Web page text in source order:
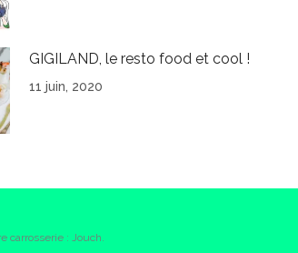
GIGILAND, le resto food et cool !
11 juin, 2020
carrosserie : Jouch.